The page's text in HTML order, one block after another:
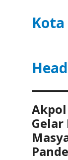
Akpol
Gelar